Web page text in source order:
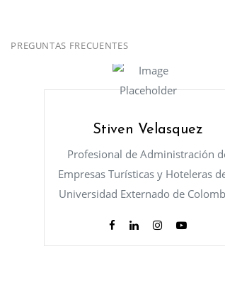
PREGUNTAS FRECUENTES
Stiven Velasquez
Profesional de Administración
Empresas Turísticas y Hoteleras
Universidad Externado de